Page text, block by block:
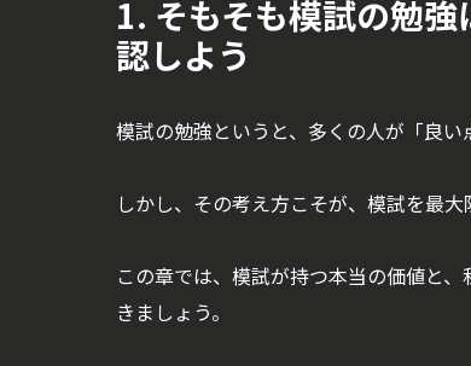
1. そもそも模試の勉
認しよう
模試の勉強というと、多くの人が「良
しかし、その考え方こそが、模試を最大
この章では、模試が持つ本当の価値と
きましょう。